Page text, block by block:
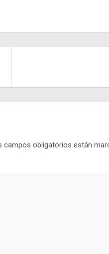
campos obligatorios están